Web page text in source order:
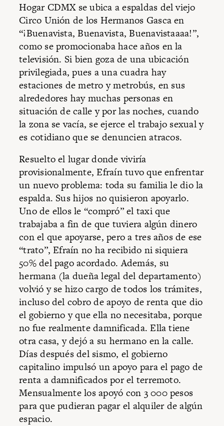
Hogar CDMX se ubica a espaldas del viejo
Circo Unión de los Hermanos Gasca en
“¡Buenavista, Buenavista, Buenavistaaaa!”,
como se promocionaba hace años en la
televisión. Si bien goza de una ubicación
privilegiada, pues a una cuadra hay
estaciones de metro y metrobús, en sus
alrededores hay muchas personas en
situación de calle y por las noches, cuando
la zona se vacía, se ejerce el trabajo sexual y
es cotidiano que se denuncien atracos.
Resuelto el lugar donde viviría
provisionalmente, Efraín tuvo que enfrentar
un nuevo problema: toda su familia le dio la
espalda. Sus hijos no quisieron apoyarlo.
Uno de ellos le “compró” el taxi que
trabajaba a fin de que tuviera algún dinero
con el que apoyarse, pero a tres años de ese
“trato”, Efraín no ha recibido ni siquiera
50% del pago acordado. Además, su
hermana (la dueña legal del departamento)
volvió y se hizo cargo de todos los trámites,
incluso del cobro de apoyo de renta que dio
el gobierno y que ella no necesitaba, porque
no fue realmente damnificada. Ella tiene
otra casa, y dejó a su hermano en la calle.
Días después del sismo, el gobierno
capitalino impulsó un apoyo para el pago de
renta a damnificados por el terremoto.
Mensualmente los apoyó con 3 000 pesos
para que pudieran pagar el alquiler de algún
espacio.